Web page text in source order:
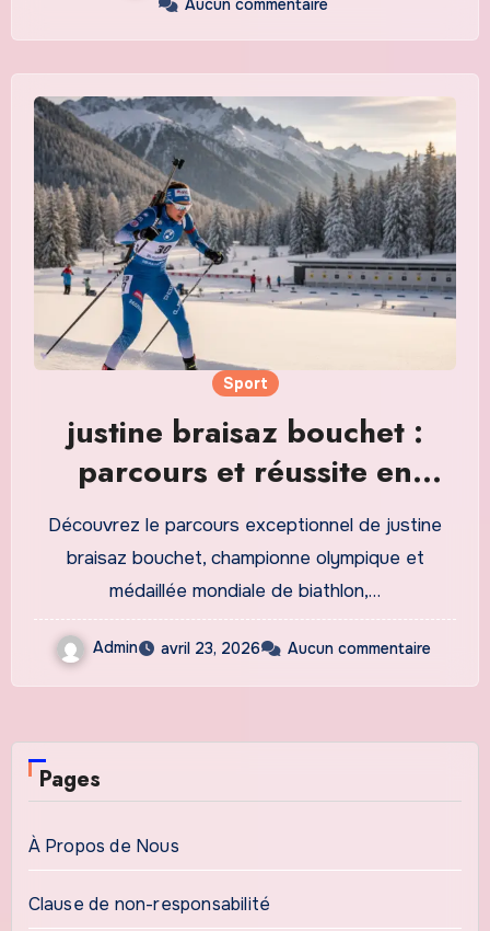
Aucun commentaire
Sport
justine braisaz bouchet :
parcours et réussite en
biathlon
Découvrez le parcours exceptionnel de justine
braisaz bouchet, championne olympique et
médaillée mondiale de biathlon,…
Admin avril 23, 2026 Aucun commentaire
Pages
À Propos de Nous
Clause de non-responsabilité